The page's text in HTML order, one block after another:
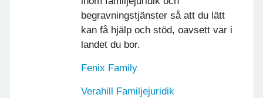
begravningstjänster så att du lätt
kan få hjälp och stöd, oavsett var i
landet du bor.
Fenix Family
Verahill Familjejuridik